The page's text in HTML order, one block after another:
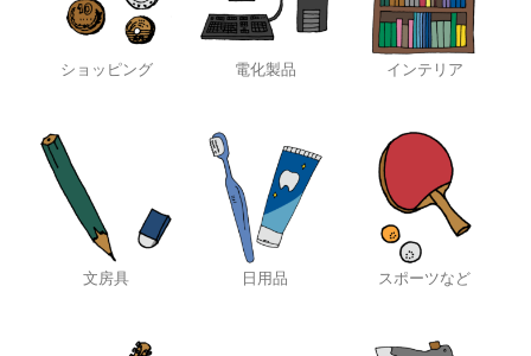
ショッピング 電化製品 インテリア
文房具 日用品 スポーツなど